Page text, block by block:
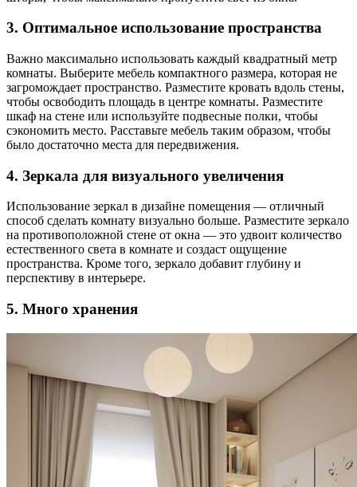
3. Оптимальное использование пространства
Важно максимально использовать каждый квадратный метр
комнаты. Выберите мебель компактного размера, которая не
загромождает пространство. Разместите кровать вдоль стены,
чтобы освободить площадь в центре комнаты. Разместите
шкаф на стене или используйте подвесные полки, чтобы
сэкономить место. Расставьте мебель таким образом, чтобы
было достаточно места для передвижения.
4. Зеркала для визуального увеличения
Использование зеркал в дизайне помещения — отличный
способ сделать комнату визуально больше. Разместите зеркало
на противоположной стене от окна — это удвоит количество
естественного света в комнате и создаст ощущение
пространства. Кроме того, зеркало добавит глубину и
перспективу в интерьере.
5. Много хранения